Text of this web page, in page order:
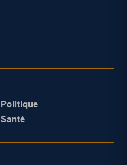
Politique
Santé